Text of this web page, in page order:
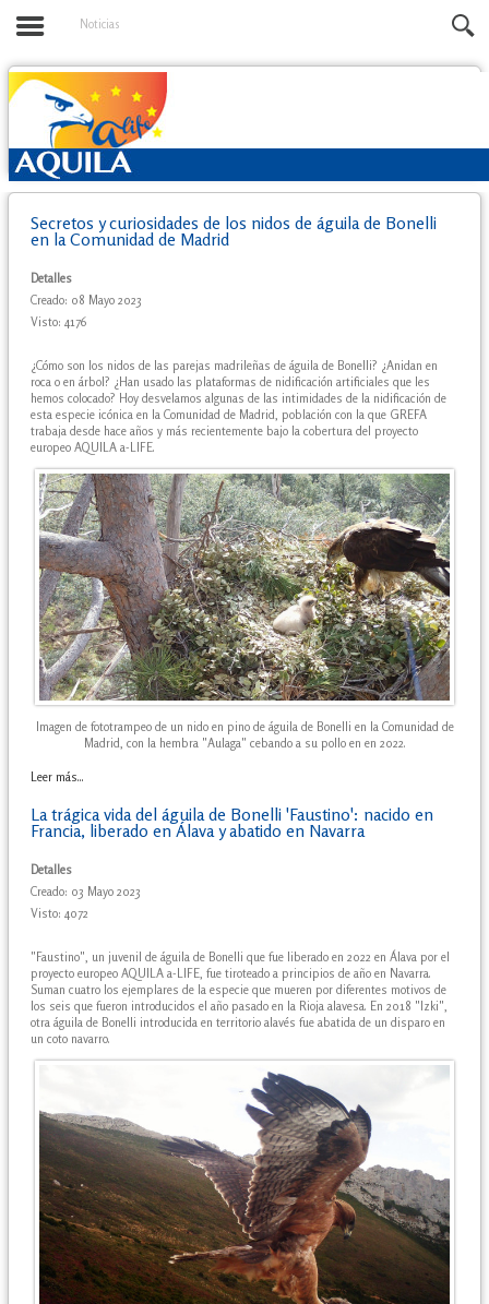
Noticias
Secretos y curiosidades de los nidos de águila de Bonelli
en la Comunidad de Madrid
Detalles
Creado: 08 Mayo 2023
Visto: 4176
¿Cómo son los nidos de las parejas madrileñas de águila de Bonelli? ¿Anidan en
roca o en árbol? ¿Han usado las plataformas de nidificación artificiales que les
hemos colocado? Hoy desvelamos algunas de las intimidades de la nidificación de
esta especie icónica en la Comunidad de Madrid, población con la que GREFA
trabaja desde hace años y más recientemente bajo la cobertura del proyecto
europeo AQUILA a-LIFE.
Imagen de fototrampeo de un nido en pino de águila de Bonelli en la Comunidad de
Madrid, con la hembra "Aulaga" cebando a su pollo en en 2022.
Leer más...
La trágica vida del águila de Bonelli 'Faustino': nacido en
Francia, liberado en Álava y abatido en Navarra
Detalles
Creado: 03 Mayo 2023
Visto: 4072
"Faustino", un juvenil de águila de Bonelli que fue liberado en 2022 en Álava por el
proyecto europeo AQUILA a-LIFE, fue tiroteado a principios de año en Navarra.
Suman cuatro los ejemplares de la especie que mueren por diferentes motivos de
los seis que fueron introducidos el año pasado en la Rioja alavesa. En 2018 "Izki",
otra águila de Bonelli introducida en territorio alavés fue abatida de un disparo en
un coto navarro.